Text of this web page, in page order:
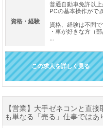
資格・経験
普通自動車免許以上
PCの基本操作ができ
資格、経験は不問
・車が好きな方（
...
この求人を詳しく見る
【営業】大手ゼネコンと直
も単なる「売る」仕事ではあ